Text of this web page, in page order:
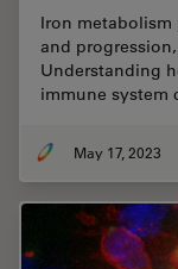
Iron metabolism
and
Understanding
immune
May 17, 2023